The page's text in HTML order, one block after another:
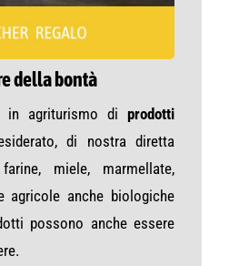
della bontà
in agriturismo diprodotti
di nostra diretta
miele, marmellate,
agricole anche biologiche
possono anche essere